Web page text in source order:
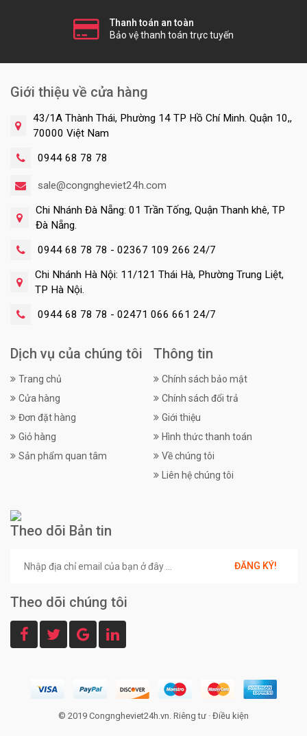
Thanh toán an toàn
Bảo vệ thanh toán trực tuyến
Giới thiệu về cửa hàng
43/1A Thành Thái, Phường 14 TP Hồ Chí Minh. Quận 10,,
70000 Việt Nam
0944 68 78 78
sale@congngheviet24h.com
Chi Nhánh Đà Nẵng: 01 Trần Tống, Quận Thanh khê, TP
Đà Nẵng.
0944 68 78 78 - 02367 109 266 24/7
Chi Nhánh Hà Nội: 11/121 Thái Hà, Phường Trung Liệt,
TP Hà Nội.
0944 68 78 78 - 02471 066 661 24/7
Dịch vụ của chúng tôi
Trang chủ
Cửa hàng
Đơn đặt hàng
Giỏ hàng
Sản phẩm quan tâm
Thông tin
Chính sách bảo mật
Chính sách đổi trả
Giới thiệu
Hình thức thanh toán
Về chúng tôi
Liên hệ chúng tôi
Theo dõi Bản tin
ĐĂNG KÝ!
Theo dõi chúng tôi
© 2019 Congngheviet24h.vn. Riêng tư · Điều kiện